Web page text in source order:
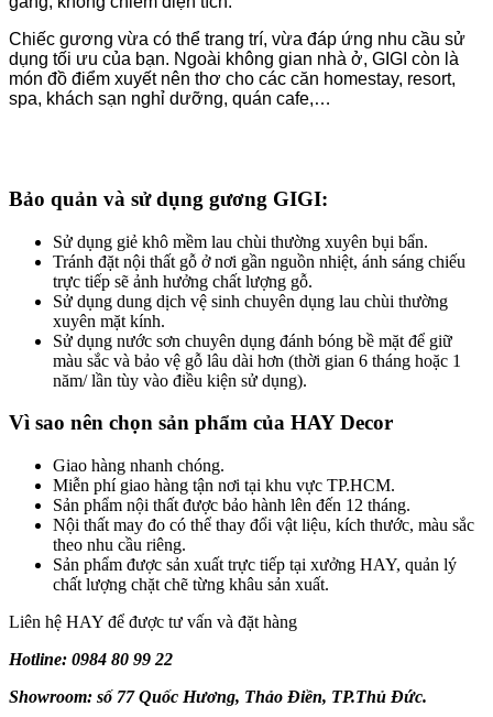
Chiếc gương vừa có thể trang trí, vừa đáp ứng nhu cầu sử
dụng tối ưu của bạn. Ngoài không gian nhà ở, GIGI còn là
món đồ điểm xuyết nên thơ cho các căn homestay, resort,
spa, khách sạn nghỉ dưỡng, quán cafe,…
Bảo quản và sử dụng gương GIGI:
Sử dụng giẻ khô mềm lau chùi thường xuyên bụi bẩn.
Tránh đặt nội thất gỗ ở nơi gần nguồn nhiệt, ánh sáng chiếu
trực tiếp sẽ ảnh hưởng chất lượng gỗ.
Sử dụng dung dịch vệ sinh chuyên dụng lau chùi thường
xuyên mặt kính.
Sử dụng nước sơn chuyên dụng đánh bóng bề mặt để giữ
màu sắc và bảo vệ gỗ lâu dài hơn (thời gian 6 tháng hoặc 1
năm/ lần tùy vào điều kiện sử dụng).
Vì sao nên chọn sản phẩm của HAY Decor
Giao hàng nhanh chóng.
Miễn phí giao hàng tận nơi tại khu vực TP.HCM.
Sản phẩm nội thất được bảo hành lên đến 12 tháng.
Nội thất may đo có thể thay đổi vật liệu, kích thước, màu sắc
theo nhu cầu riêng.
Sản phẩm được sản xuất trực tiếp tại xưởng HAY, quản lý
chất lượng chặt chẽ từng khâu sản xuất.
Liên hệ HAY để được tư vấn và đặt hàng
Hotline: 0984 80 99 22
Showroom: số 77 Quốc Hương, Thảo Điền, TP.Thủ Đức.